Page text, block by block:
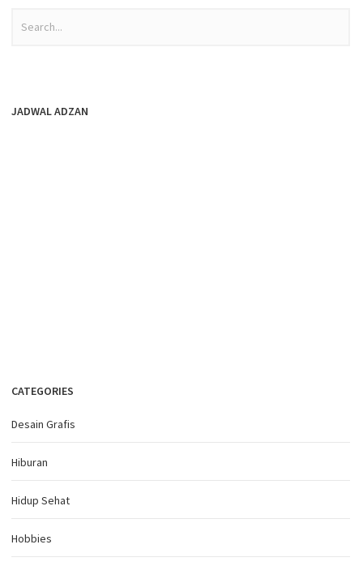
JADWAL ADZAN
CATEGORIES
Desain Grafis
Hiburan
Hidup Sehat
Hobbies